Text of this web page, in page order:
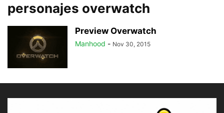
personajes overwatch
Preview Overwatch
Manhood - Nov 30, 2015